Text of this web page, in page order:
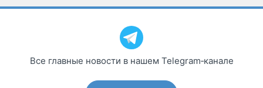
Все главные новости в нашем Telegram‑канале